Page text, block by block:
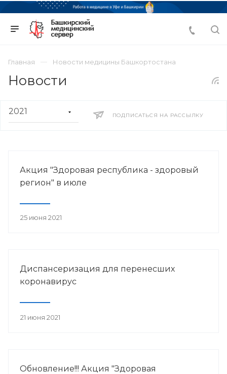
Главная Новости медицины Башкортостана
Новости
ПОДПИСАТЬСЯ НА РАССЫЛКУ
Акция "Здоровая республика - здоровый
регион" в июле
25 июня 2021
Диспансеризация для перенесших
коронавирус
21 июня 2021
Обновление!!! Акция "Здоровая